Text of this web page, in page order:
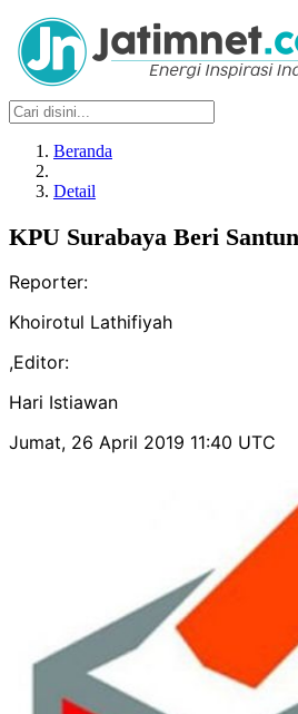
Beranda
Detail
KPU Surabaya Beri
Reporter:
Khoirotul Lathifiyah
,Editor:
Hari Istiawan
Jumat, 26 April 2019 11:40 UTC